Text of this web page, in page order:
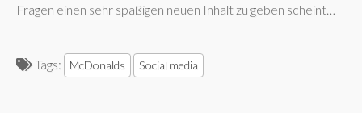
Fragen einen sehr spaßigen neuen Inhalt zu geben scheint…
Tags: McDonalds Social media